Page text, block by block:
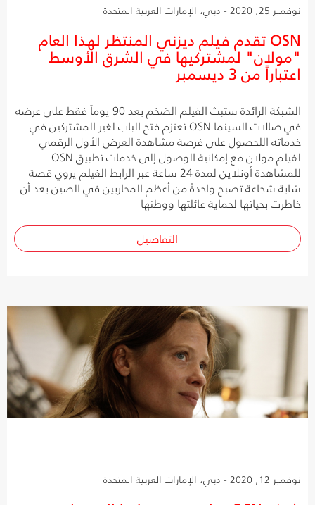
نوفمبر 25, 2020 - دبي، الإمارات العربية المتحدة
OSN تقدم فيلم ديزني المنتظر لهذا العام
"مولان" لمشتركيها في الشرق الأوسط
اعتباراً من 3 ديسمبر
الشبكة الرائدة ستبث الفيلم الضخم بعد 90 يوماً فقط على عرضه
في صالات السينما OSN تعتزم فتح الباب لغير المشتركين في
خدماته اللحصول على فرصة مشاهدة العرض الأول الرقمي
لفيلم مولان مع إمكانية الوصول إلى خدمات تطبيق OSN
للمشاهدة أونلاين لمدة 24 ساعة عبر الرابط الفيلم يروي قصة
شابة شجاعة تصبح واحدةً من أعظم المحاربين في الصين بعد أن
خاطرت بحياتها لحماية عائلتها ووطنها
التفاصيل
نوفمبر 12, 2020 - دبي، الإمارات العربية المتحدة